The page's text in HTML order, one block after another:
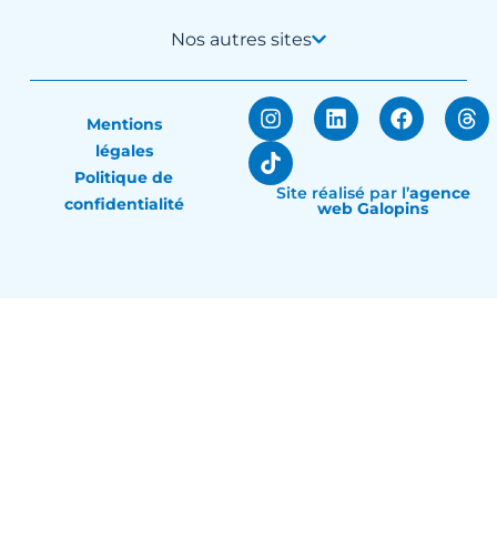
Nos autres sites
Mentions
légales
Politique de
confidentialité
Site réalisé par l’agence
web Galopins